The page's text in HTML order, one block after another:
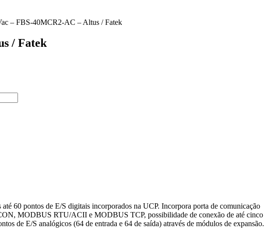
– FBS-40MCR2-AC – Altus / Fatek
/ Fatek
60 pontos de E/S digitais incorporados na UCP. Incorpora porta de comunicação
MODBUS RTU/ACII e MODBUS TCP, possibilidade de conexão de até cinco
de E/S analógicos (64 de entrada e 64 de saída) através de módulos de expansão.